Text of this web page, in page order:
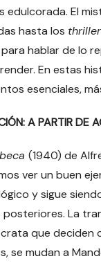
edulcorada. El
hasta los
hablar de lo
En estas
esenciales,
A PARTIR DE
(1940) de
ver un buen
y sigue
La
que deciden
se mudan a